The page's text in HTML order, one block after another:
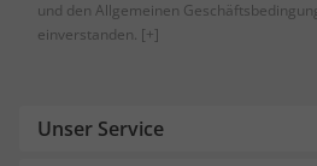
und den Allgemeinen
einverstanden. [+]
Unser Service